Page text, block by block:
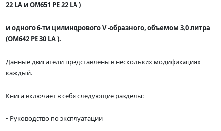
22 LA и ОМ651 PE 22 LA )
и одного 6-ти цилиндрового V -образного, объемом 3,0 литра
(ОМ642 РЕ 30 LA ).
Данные двигатели представлены в нескольких модификациях
каждый.
Книга включает в себя следующие разделы:
• Руководство по эксплуатации